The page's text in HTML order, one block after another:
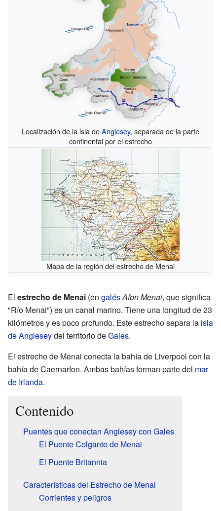
Localización de la isla deAnglesey, separada de la parte
continental por el estrecho
Mapa de la región del estrecho de Menai
El estrecho de Menai (en galésAfon Menai, que significa
"Río Menai") es un canal marino. Tiene una longitud de 23
kilómetros y es poco profundo. Este estrecho separa la isla
de Angleseydel territorio deGales.
El estrecho de Menai conecta la bahía de Liverpool con la
bahía de Caernarfon. Ambas bahías forman parte del mar
de Irlanda.
Contenido
Puentes que conectan Anglesey con Gales
El Puente Colgante de Menai
El Puente Britannia
Características del Estrecho de Menai
Corrientes y peligros